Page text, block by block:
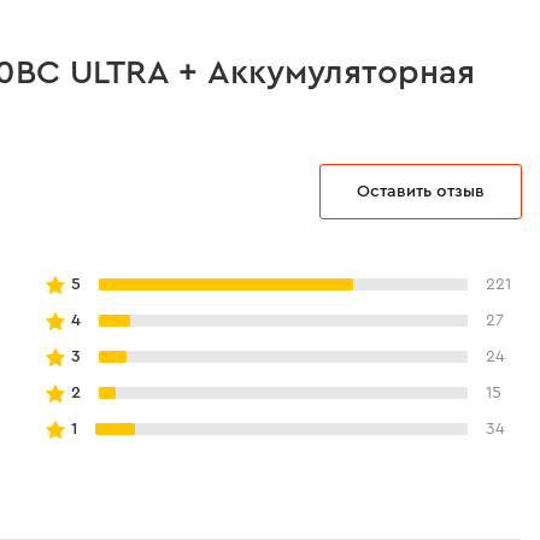
ULTRA + Аккумуляторная
Оставить отзыв
5 221
4 27
3 24
2 15
1 34